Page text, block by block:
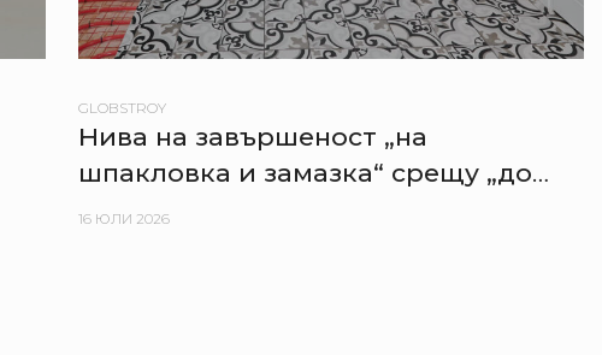
GLOBSTROY
Нива на завършеност „на
шпакловка и замазка“ срещу „до
ключ“ – плюсове и минуси за
16 ЮЛИ 2026